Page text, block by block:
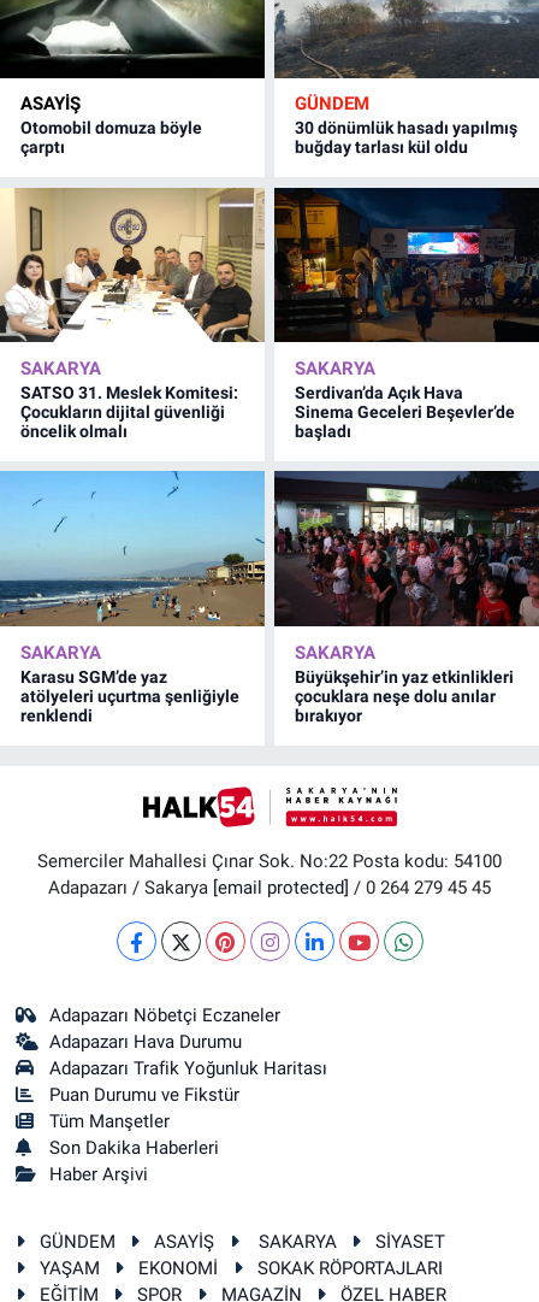
ASAYİŞ
Otomobil domuza böyle
çarptı
GÜNDEM
30 dönümlük hasadı yapılmış
buğday tarlası kül oldu
SAKARYA
SATSO 31. Meslek Komitesi:
Çocukların dijital güvenliği
öncelik olmalı
SAKARYA
Serdivan’da Açık Hava
Sinema Geceleri Beşevler’de
başladı
SAKARYA
Karasu SGM’de yaz
atölyeleri uçurtma şenliğiyle
renklendi
SAKARYA
Büyükşehir’in yaz etkinlikleri
çocuklara neşe dolu anılar
bırakıyor
Semerciler Mahallesi Çınar Sok. No:22 Posta kodu: 54100
Adapazarı / Sakarya [email protected] / 0 264 279 45 45
Adapazarı Nöbetçi Eczaneler
Adapazarı Hava Durumu
Adapazarı Trafik Yoğunluk Haritası
Puan Durumu ve Fikstür
Tüm Manşetler
Son Dakika Haberleri
Haber Arşivi
GÜNDEM ASAYİŞ SAKARYA
SİYASET
YAŞAM
EKONOMİ
SOKAK RÖPORTAJLARI
EĞİTİM
SPOR MAGAZİN ÖZEL HABER